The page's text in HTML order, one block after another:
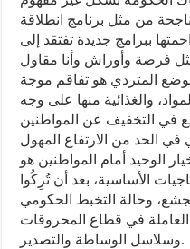
من مثل برنامج انطلاقة
ببرامج جديدة تفتقد إلى
المتردي هو تفاقم موجة
والغذائية منها على وجه
في التخفيف عن المواطنين
الحد من الارتفاع المهول
الوحيد أمام المواطنين هو
الأساسية، بعد أن تُرِكُوا
وحالة التخبط الحكومي
في قطاع المحروقات
وسلاسل الوساطة والتصدير.